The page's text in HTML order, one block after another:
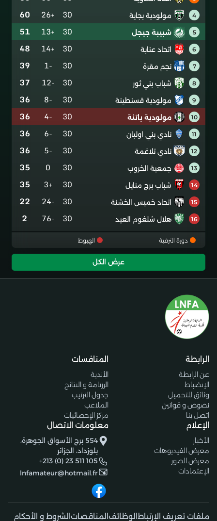
4 مولودية بجاية 30
+26
60
5 شبيبة جيجل 30
+13
51
6 اتحاد عنابة 30
+14
48
7 نجم مقرة 30
-1
39
8 شباب بني ثور 30
-12
37
9 مولودية قسنطينة 30
-8
36
10 مولودية باتنة 30
-4
36
11 نادي بني اولبان 30
-6
36
12 نادي تلاغمة 30
-5
36
13 جمعية الخروب 30
0
35
14 شباب برج منايل 30
+3
35
15 اتحاد خميس الخشنة 30
-24
22
16 هلال شلغوم العيد 30
-76
2
دورة الترقية الهبوط
عرض الكل
الرابطة
عن الرابطة
الإنضباط
وثائق للتحميل
نصوص و قوانين
اتصل بنا
المنافسات
الأندية
الرزنامة و النتائج
جدول الترتيب
الملاعب
مركز الإحصائيات
الإعلام
الأخبار
معرض الفيديوهات
معرض الصور
الإعتمادات
معلومات الاتصال
554 برج الأسواق الجوهرة،
بلوزداد، الجزائر
+213 (0) 23 511 105
lnfamateur@hotmail.fr
ملفات تعريف الإرتباط الوظائف المناقصات الشروط و الأحكام